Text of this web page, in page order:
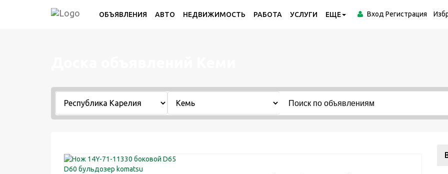
ОБЪЯВЛЕНИЯ АВТО НЕДВИЖИМОСТЬ РАБОТА УСЛУГИ ЕЩЕ Вход Регистрация